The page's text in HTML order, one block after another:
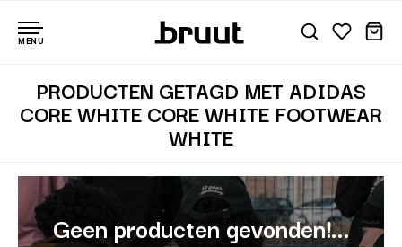
MENU
PRODUCTEN GETAGD MET ADIDAS
CORE WHITE CORE WHITE FOOTWEAR
WHITE
Geen producten gevonden!...